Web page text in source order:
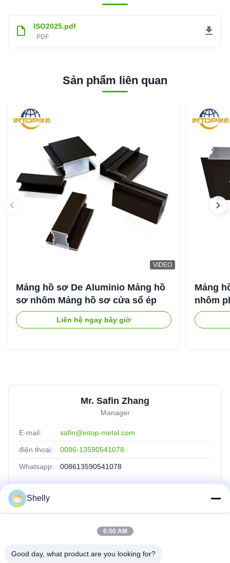
ISO2025.pdf
PDF
Sản phẩm liên quan
VIDEO
Mảng hồ sơ De Aluminio Mảng hồ
sơ nhôm Mảng hồ sơ cửa sổ ép
Liên hệ ngay bây giờ
Mảng
nhôm
Mr. Safin Zhang
Manager
E-mail: safin@intop-metal.com
điện thoại: 0086-13590541078
Whatsapp: 008613590541078
Liên Kết Nhanh
Nhà
Về Chúng Tôi
Shelly
6:50 AM
Good day, what product are you looking for?